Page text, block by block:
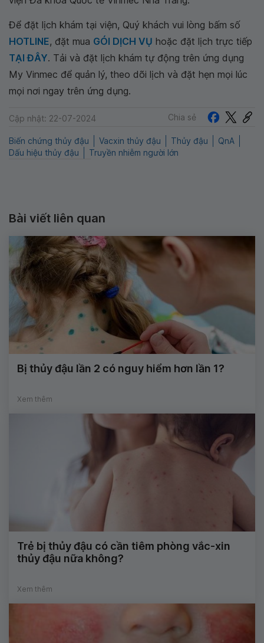
Để đặt lịch khám tại viện, Quý khách vui lòng bấm số
HOTLINE, đặt mua GÓI DỊCH VỤ hoặc đặt lịch trực tiếp
TẠI ĐÂY. Tải và đặt lịch khám tự động trên ứng dụng
My Vinmec để quản lý, theo dõi lịch và đặt hẹn mọi lúc
mọi nơi ngay trên ứng dụng.
Cập nhật: 22-07-2024 Chia sẻ
Biến chứng thủy đậu Vacxin thủy đậu Thủy đậu
QnA
Dấu hiệu thủy đậu
Truyền nhiễm người lớn
Bài viết liên quan
Bị thủy đậu lần 2 có nguy hiểm hơn lần 1?
Xem thêm
Trẻ bị thủy đậu có cần tiêm phòng vắc-xin
thủy đậu nữa không?
Xem thêm